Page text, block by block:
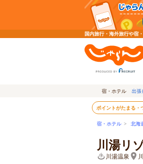
国内旅行・海外旅行や宿
宿・ホテル 出張
ポイントがたまる・
宿・ホテル > 北海
川湯リ
川湯温泉